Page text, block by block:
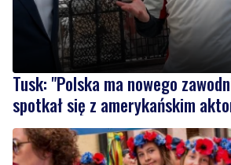
Tusk: "Polska ma nowego
spotkał się z amerykańskim